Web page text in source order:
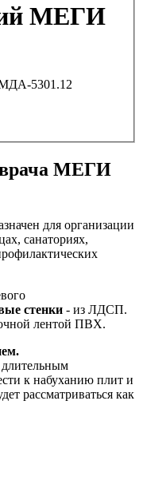
МЕГИ
врача МЕГИ
для организации
санаториях,
стенки - из ЛДСП.
лентой ПВХ.
длительным
к набуханию плит и
рассматриваться как